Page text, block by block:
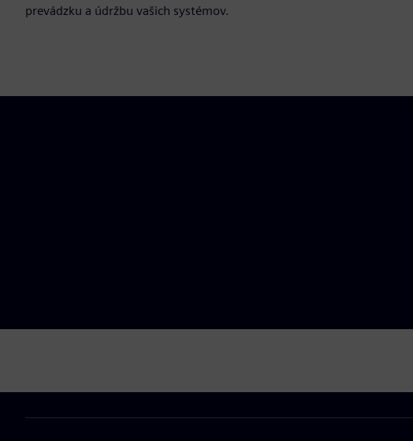
prevádzku a údržbu vašich systémov.